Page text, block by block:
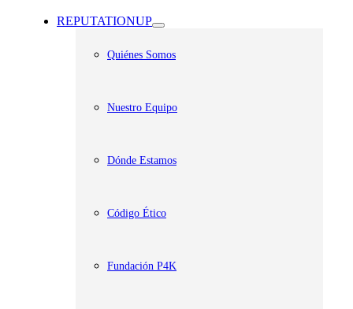
REPUTATIONUP
Quiénes Somos
Nuestro Equipo
Dónde Estamos
Código Ético
Fundación P4K